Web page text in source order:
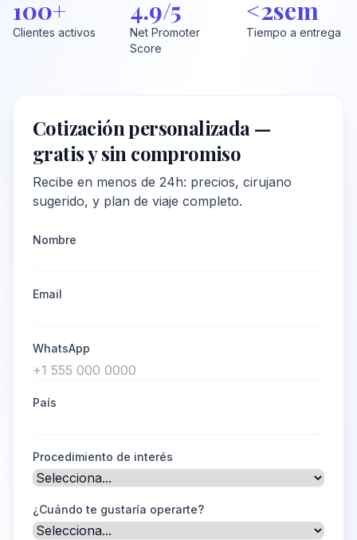
100+
Clientes activos
4.9/5
Net Promoter
Score
<2sem
Tiempo a entrega
Cotización personalizada —
gratis y sin compromiso
Recibe en menos de 24h: precios, cirujano
sugerido, y plan de viaje completo.
Nombre
Email
WhatsApp
País
Procedimiento de interés
¿Cuándo te gustaría operarte?